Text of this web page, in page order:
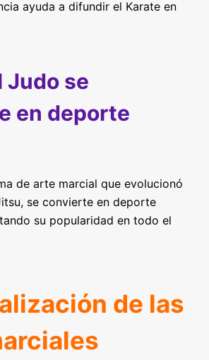
ayuda a difundir el Karate en
Judo se
en deporte
de arte marcial que evolucionó
se convierte en deporte
su popularidad en todo el
de las